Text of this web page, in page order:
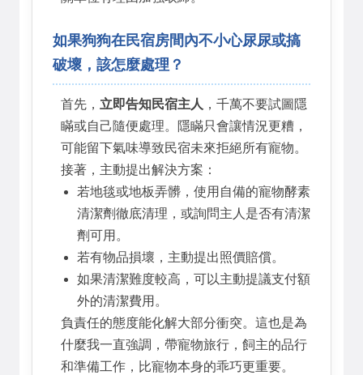
如果狗狗在民宿房間內不小心尿尿或搞
破壞，該怎麼處理？
首先， 立即告知民宿主人 ，千萬不要試圖隱
瞞或自己隨便處理。隱瞞只會讓情況更糟，
可能留下氣味導致民宿未來拒絕所有寵物。
接著，主動提出解決方案：
若地毯或地板弄髒，使用自備的寵物酵素
清潔劑徹底清理，或詢問主人是否有清潔
劑可用。
若有物品損壞，主動提出照價賠償。
如果清潔難度較高，可以主動提議支付額
外的清潔費用。
負責任的態度能化解大部分衝突。這也是為
什麼我一直強調，帶寵物旅行，飼主的品行
和準備工作，比寵物本身的乖巧更重要。